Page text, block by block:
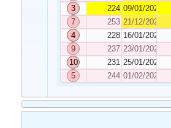
3
224 09/01/2023
7
253 21/12/2022
4
228 16/01/2023
9
237 23/01/2023
10
231 25/01/2023
5
244 01/02/2023